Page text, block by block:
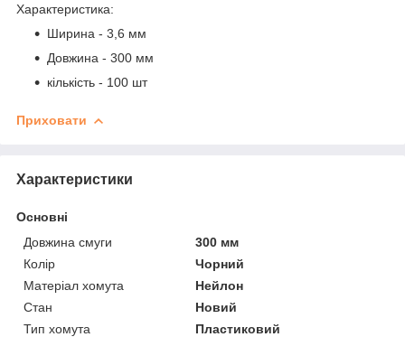
Характеристика:
Ширина - 3,6 мм
Довжина - 300 мм
кількість - 100 шт
Приховати
Характеристики
Основні
Довжина смуги
300 мм
Колір
Чорний
Матеріал хомута
Нейлон
Стан
Новий
Тип хомута
Пластиковий